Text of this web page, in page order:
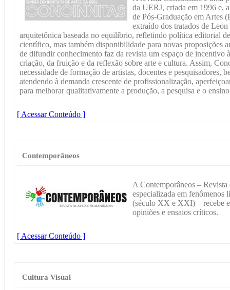
da UERJ, criada em 1996 e,
de Pós-Graduação em Artes
extraído dos tratados de
arquitetônica baseada no equilíbrio, refletindo política editorial
científico, mas também disponibilidade para novas proposições
de difundir conhecimento faz da revista um espaço de incentivo
criação, da fruição e da reflexão sobre arte e cultura. Assim,
necessidade de formação de artistas, docentes e pesquisadores,
atendendo à demanda crescente de profissionalização,
para melhorar qualitativamente a produção, a pesquisa e o
[ Acessar Conteúdo ]
Contemporâneos
A Contemporâneos –
especializada em fenômenos
(século XX e XXI) – recebe
opiniões e ensaios críticos.
[ Acessar Conteúdo ]
Cultura Visual